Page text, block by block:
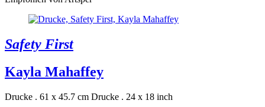
Safety First
Kayla Mahaffey
Drucke . 61 x 45.7 cm Drucke . 24 x 18 inch